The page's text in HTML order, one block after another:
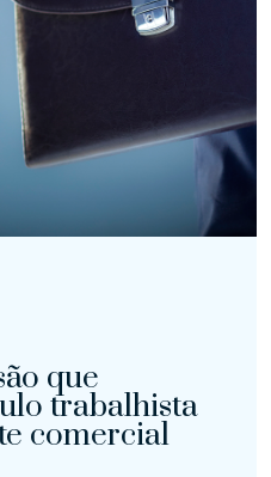
que
trabalhista
comercial